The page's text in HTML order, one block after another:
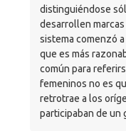
distinguiéndose
desarrollen
sistema comenzó
que es más
común para
femeninos no es
retrotrae a los
participaban de un